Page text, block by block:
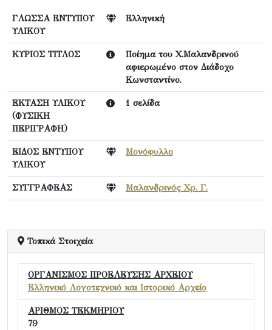
ΓΛΩΣΣΑ ΕΝΤΥΠΟΥ
ΥΛΙΚΟΥ
Ελληνική
ΚΥΡΙΟΣ ΤΙΤΛΟΣ
Ποίημα του Χ.Μαλανδρινού
αφιερωμένο στον Διάδοχο
Κωνσταντίνο.
ΕΚΤΑΣΗ ΥΛΙΚΟΥ
(ΦΥΣΙΚΗ
ΠΕΡΙΓΡΑΦΗ)
1 σελίδα
ΕΙΔΟΣ ΕΝΤΥΠΟΥ
ΥΛΙΚΟΥ
Μονόφυλλο
ΣΥΓΓΡΑΦΕΑΣ Μαλανδρινός Χρ. Γ.
Τοπικά Στοιχεία
ΟΡΓΑΝΙΣΜΟΣ ΠΡΟΕΛΕΥΣΗΣ ΑΡΧΕΙΟΥ
Ελληνικό Λογοτεχνικό και Ιστορικό Αρχείο
ΑΡΙΘΜΟΣ ΤΕΚΜΗΡΙΟΥ
79